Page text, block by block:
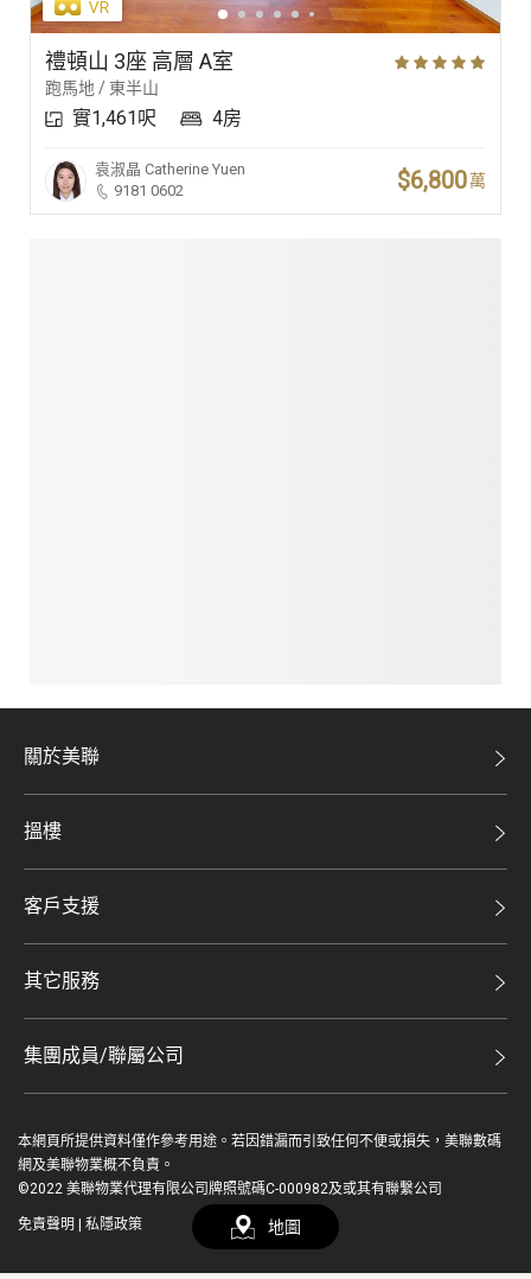
登入 / 註冊
简 EN 地圖
禮頓山 3座 高層 A室
跑馬地 / 東半山
實1,461呎 4房
袁淑晶 Catherine Yuen
9181 0602
$6,800萬
關於美聯
美聯集團
集團動態
人才招募
網站地圖
搵樓
二手盤
買賣流程
客戶支援
自助放盤
豪宅分行
查詢熱線
聯絡我們
繳款方式
其它服務
豪宅資訊
美善會
集團成員/聯屬公司
鋑聯控股*
美聯工商舖*
本網頁所提供資料僅作參考用途。若因錯漏而引致任何不便或損失，美聯數碼
網及美聯物業概不負責。
©2022 美聯物業代理有限公司牌照號碼C-000982及或其有聯繫公司
免責聲明 私隱政策